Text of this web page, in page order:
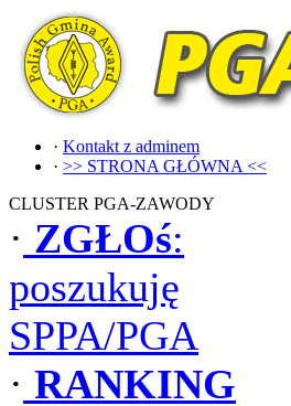
· Kontakt z adminem
· >> STRONA GŁÓWNA <<
CLUSTER PGA-ZAWODY
· ZGŁOś:
poszukuję
SPPA/PGA
· RANKING